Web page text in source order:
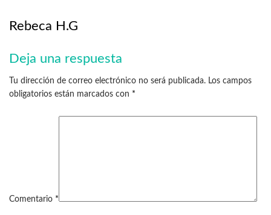
Rebeca H.G
Deja una respuesta
Tu dirección de correo electrónico no será publicada. Los campos
obligatorios están marcados con *
Comentario *